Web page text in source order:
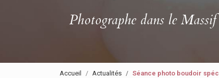
Photographe dans le
Accueil Actualités Séance photo boudoir